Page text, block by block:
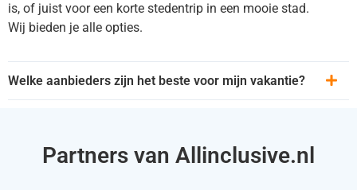
is, of juist voor een korte stedentrip in een mooie stad.
Wij bieden je alle opties.
Welke aanbieders zijn het beste voor mijn vakantie?
Partners van Allinclusive.nl